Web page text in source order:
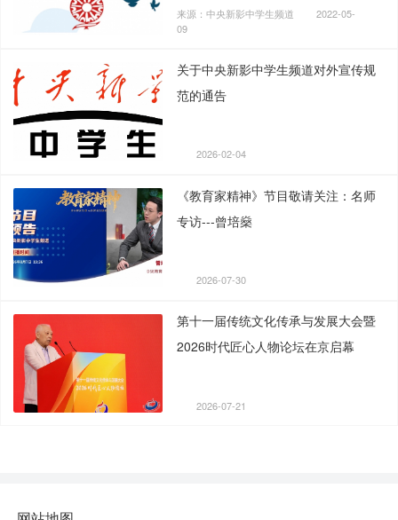
来源：中央新影中学生频道
2022-05-
09
关于中央新影中学生频道对外宣传规
范的通告
2026-02-04
《教育家精神》节目敬请关注：名师
专访---曾培燊
2026-07-30
第十一届传统文化传承与发展大会暨
2026时代匠心人物论坛在京启幕
2026-07-21